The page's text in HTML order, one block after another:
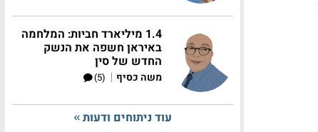
1.4 מיליארד חביות: המלחמה
באיראן חשפה את הנשק
החדש של סין
משה כסיף |
(5)
עוד ניתוחים ודעות